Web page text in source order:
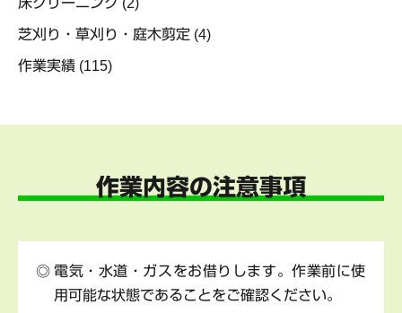
芝刈り・草刈り・庭木剪定 (4)
作業実績 (115)
作業内容の注意事項
電気・水道・ガスをお借りします。作業前に使
用可能な状態であることをご確認ください。